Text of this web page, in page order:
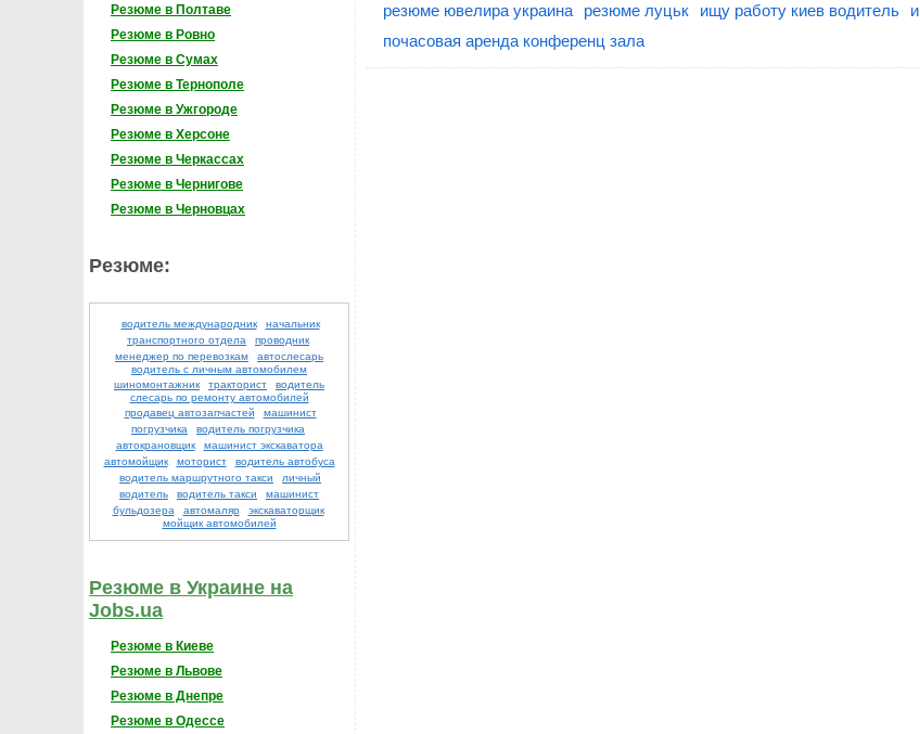
Резюме в Полтаве
Резюме в Ровно
Резюме в Сумах
Резюме в Тернополе
Резюме в Ужгороде
Резюме в Херсоне
Резюме в Черкассах
Резюме в Чернигове
Резюме в Черновцах
Резюме:
водитель международник
начальник
транспортного отдела
проводник
менеджер по перевозкам
автослесарь
водитель с личным автомобилем
шиномонтажник
тракторист
водитель
слесарь по ремонту автомобилей
продавец автозапчастей
машинист
погрузчика
водитель погрузчика
автокрановщик
машинист экскаватора
автомойщик
моторист
водитель автобуса
водитель маршрутного такси
личный
водитель
водитель такси
машинист
бульдозера
автомаляр
экскаваторщик
мойщик автомобилей
Резюме в Украине на
Jobs.ua
Резюме в Киеве
Резюме в Львове
Резюме в Днепре
Резюме в Одессе
резюме ювелира украина
резюме луцьк ищу работу киев водитель
почасовая аренда конференц зала